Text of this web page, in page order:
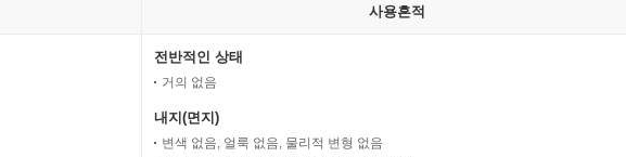
사용흔적
전반적인 상태
거의 없음
내지(면지)
변색 없음, 얼룩 없음, 물리적 변형 없음